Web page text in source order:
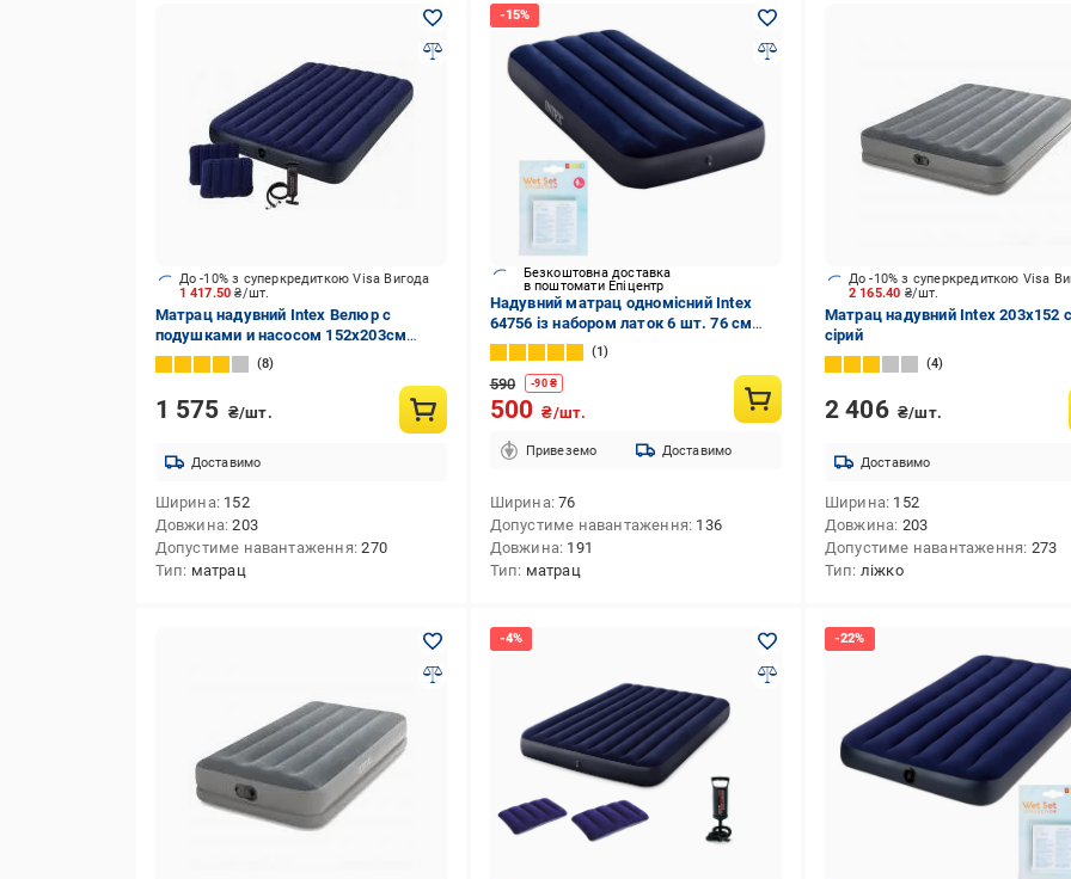
1 417.50₴/шт.
До -10% з суперкредиткою Visa Вигода
Матрац надувний Intex Велюр с
подушками и насосом 152х203см
Синій (64765) 203х152 см синій
8
1 575 ₴/шт.
Доставимо
Ширина 152
Довжина 203
Допустиме навантаження 270
Тип матрац
Безкоштовна доставка
в поштомати Епіцентр
Надувний матрац одномісний Intex
64756 із набором латок 6 шт. 76 см
(2472511814)
1
590 -90₴
500 ₴/шт.
Привеземо Доставимо
Ширина 76
Допустиме навантаження 136
Довжина 191
Тип матрац
2 165.40 ₴/шт.
До -10% з суперкредиткою Visa
Матрац надувний Intex 203х152
сірий
4
2 406 ₴/шт.
Доставимо
Ширина 152
Довжина 203
Допустиме навантаження 273
Тип ліжко